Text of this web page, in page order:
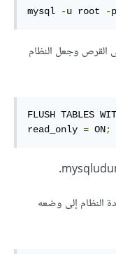
mysql -u root -p
القرص وجعل النظام
FLUSH TABLES
read_only = ON;
النظام إلى وضعه